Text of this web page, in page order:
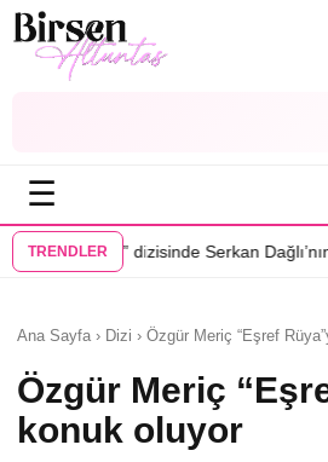
☰
TRENDLER
Serkan Dağlı’nın partnerini
Ana Sayfa › Dizi › Özgür Meriç “Eşref
Özgür Meriç
konuk oluyor